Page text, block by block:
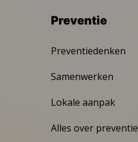
Preventie
Preventiedenken
Samenwerken
Lokale aanpak
Alles over preventie